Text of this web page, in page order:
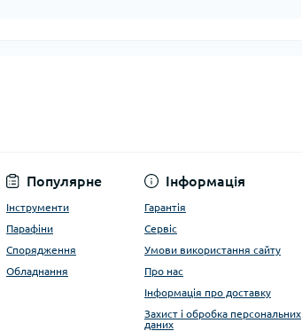
Популярне
Інструменти
Парафіни
Спорядження
Обладнання
Інформація
Гарантія
Сервіс
Умови використання сайту
Про нас
Інформація про доставку
Захист і обробка персональних
даних